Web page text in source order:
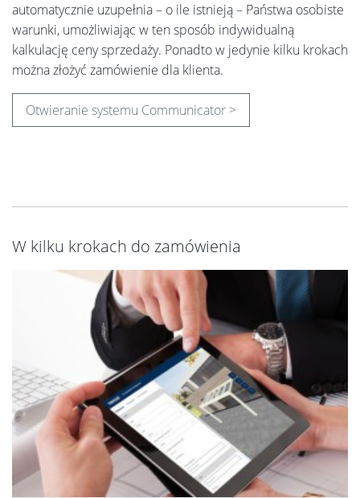
automatycznie uzupełnia – o ile istnieją – Państwa osobiste
warunki, umożliwiając w ten sposób indywidualną
kalkulację ceny sprzedaży. Ponadto w jedynie kilku krokach
można złożyć zamówienie dla klienta.
Otwieranie systemu Communicator >
W kilku krokach do zamówienia